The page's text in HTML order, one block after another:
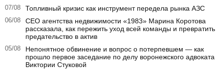
07/08 Топливный кризис как инструмент передела рынка АЗС
06/08
CEO агентства недвижимости «1983» Марина Коротова
рассказала, как пережить уход всей команды и превратить
предательство в актив
05/08
Непонятное обвинение и вопрос о потерпевшем — как
прошло первое заседание по делу воронежского адвоката
Виктории Стуковой